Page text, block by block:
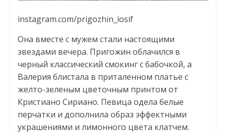
instagram.com/prigozhin_iosif
Она вместе с мужем стали настоящими
звездами вечера. Пригожин облачился в
черный классический смокинг с бабочкой, а
Валерия блистала в приталенном платье с
желто-зеленым цветочным принтом от
Кристиано Сириано. Певица одела белые
перчатки и дополнила образ эффектными
украшениями и лимонного цвета клатчем.